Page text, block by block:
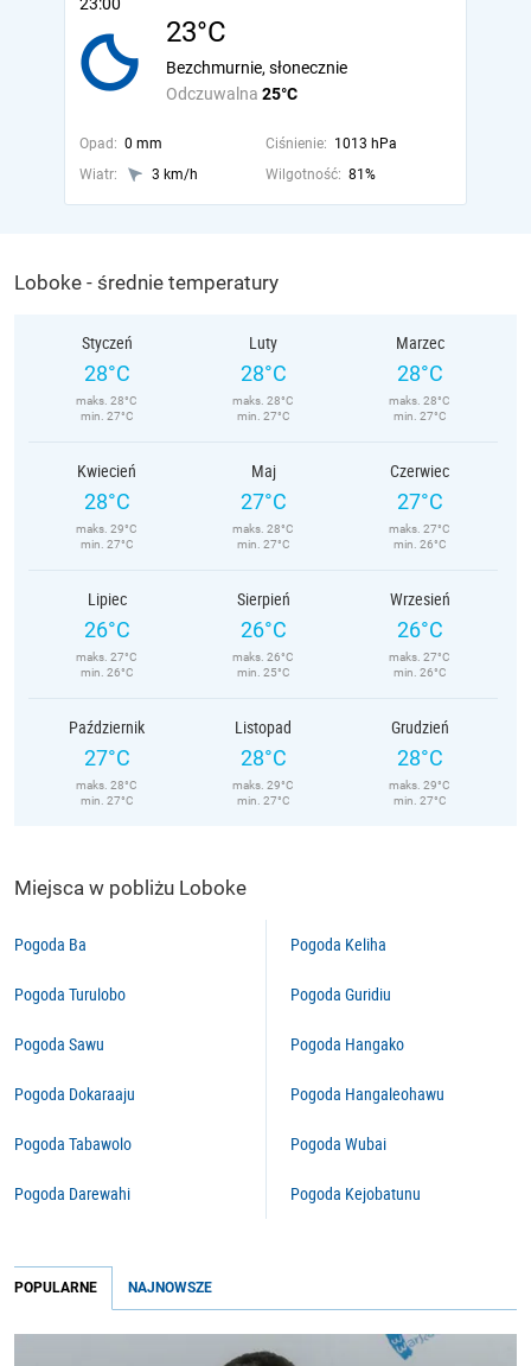
23°C
Odczuwalna 25°C
Bezchmurnie, słonecznie
Opad: 0 mm Ciśnienie: 1013 hPa
Wiatr:
3 km/h Wilgotność: 81%
Loboke - średnie temperatury
Styczeń
28°C
maks. 28°C
min. 27°C
Luty
28°C
maks. 28°C
min. 27°C
Marzec
28°C
maks. 28°C
min. 27°C
Kwiecień
28°C
maks. 29°C
min. 27°C
Maj
27°C
maks. 28°C
min. 27°C
Czerwiec
27°C
maks. 27°C
min. 26°C
Lipiec
26°C
maks. 27°C
min. 26°C
Sierpień
26°C
maks. 26°C
min. 25°C
Wrzesień
26°C
maks. 27°C
min. 26°C
Październik
27°C
maks. 28°C
min. 27°C
Listopad
28°C
maks. 29°C
min. 27°C
Grudzień
28°C
maks. 29°C
min. 27°C
Miejsca w pobliżu Loboke
Pogoda Ba
Pogoda Turulobo
Pogoda Sawu
Pogoda Dokaraaju
Pogoda Tabawolo
Pogoda Darewahi
Pogoda Keliha
Pogoda Guridiu
Pogoda Hangako
Pogoda Hangaleohawu
Pogoda Wubai
Pogoda Kejobatunu
POPULARNE NAJNOWSZE